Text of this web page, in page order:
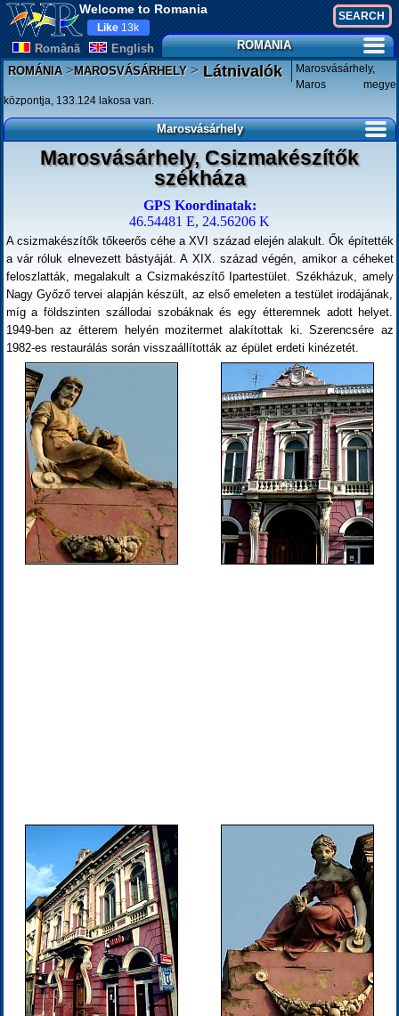
Welcome to Romania
Românã English
Like 13k
ROMANIA
ROMÁNIA>MAROSVÁSÁRHELY>Látnivalók
Marosvásárhely,
Maros megye
központja, 133.124 lakosa van.
Marosvásárhely
Marosvásárhely, Csizmakészítők
székháza
GPS Koordinatak:
46.54481 E, 24.56206 K
A csizmakészítők tőkeerős céhe a XVI század elején alakult. Ők építették
a vár róluk elnevezett bástyáját. A XIX. század végén, amikor a céheket
feloszlatták, megalakult a Csizmakészítő Ipartestület. Székházuk, amely
Nagy Győző tervei alapján készült, az első emeleten a testület irodájának,
míg a földszinten szállodai szobáknak és egy étteremnek adott helyet.
1949-ben az étterem helyén mozitermet alakítottak ki. Szerencsére az
1982-es restaurálás során visszaállították az épület erdeti kinézetét.